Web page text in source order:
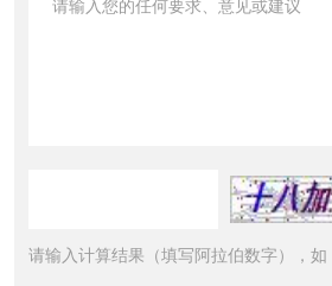
请输入计算结果（填写阿拉伯数字），如